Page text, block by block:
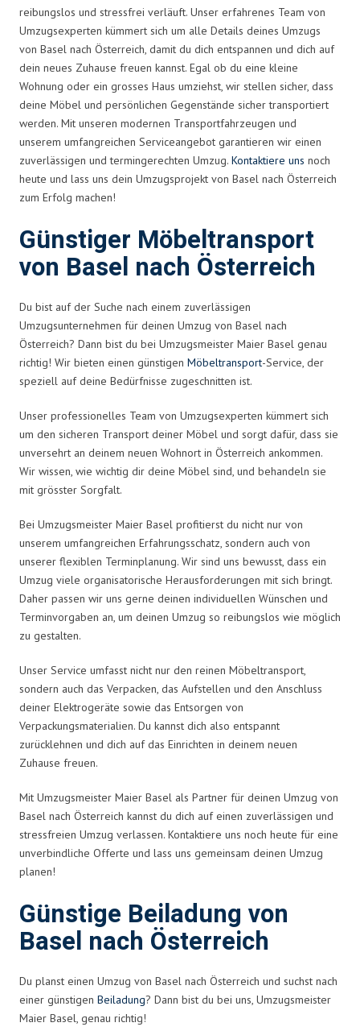
reibungslos und stressfrei verläuft. Unser erfahrenes Team von
Umzugsexperten kümmert sich um alle Details deines Umzugs
von Basel nach Österreich, damit du dich entspannen und dich auf
dein neues Zuhause freuen kannst. Egal ob du eine kleine
Wohnung oder ein grosses Haus umziehst, wir stellen sicher, dass
deine Möbel und persönlichen Gegenstände sicher transportiert
werden. Mit unseren modernen Transportfahrzeugen und
unserem umfangreichen Serviceangebot garantieren wir einen
zuverlässigen und termingerechten Umzug. Kontaktiere uns noch
heute und lass uns dein Umzugsprojekt von Basel nach Österreich
zum Erfolg machen!
Günstiger Möbeltransport
von Basel nach Österreich
Du bist auf der Suche nach einem zuverlässigen
Umzugsunternehmen für deinen Umzug von Basel nach
Österreich? Dann bist du bei Umzugsmeister Maier Basel genau
richtig! Wir bieten einen günstigen Möbeltransport-Service, der
speziell auf deine Bedürfnisse zugeschnitten ist.
Unser professionelles Team von Umzugsexperten kümmert sich
um den sicheren Transport deiner Möbel und sorgt dafür, dass sie
unversehrt an deinem neuen Wohnort in Österreich ankommen.
Wir wissen, wie wichtig dir deine Möbel sind, und behandeln sie
mit grösster Sorgfalt.
Bei Umzugsmeister Maier Basel profitierst du nicht nur von
unserem umfangreichen Erfahrungsschatz, sondern auch von
unserer flexiblen Terminplanung. Wir sind uns bewusst, dass ein
Umzug viele organisatorische Herausforderungen mit sich bringt.
Daher passen wir uns gerne deinen individuellen Wünschen und
Terminvorgaben an, um deinen Umzug so reibungslos wie möglich
zu gestalten.
Unser Service umfasst nicht nur den reinen Möbeltransport,
sondern auch das Verpacken, das Aufstellen und den Anschluss
deiner Elektrogeräte sowie das Entsorgen von
Verpackungsmaterialien. Du kannst dich also entspannt
zurücklehnen und dich auf das Einrichten in deinem neuen
Zuhause freuen.
Mit Umzugsmeister Maier Basel als Partner für deinen Umzug von
Basel nach Österreich kannst du dich auf einen zuverlässigen und
stressfreien Umzug verlassen. Kontaktiere uns noch heute für eine
unverbindliche Offerte und lass uns gemeinsam deinen Umzug
planen!
Günstige Beiladung von
Basel nach Österreich
Du planst einen Umzug von Basel nach Österreich und suchst nach
einer günstigen Beiladung? Dann bist du bei uns, Umzugsmeister
Maier Basel, genau richtig!